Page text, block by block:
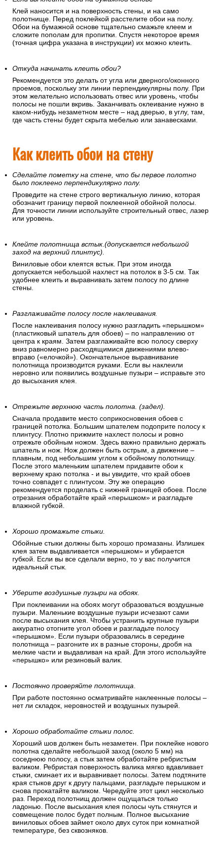
Клей наносится и на поверхность стены, и на само
полотнище. Перед поклейкой расстелите обои на полу.
Обои на бумажной основе тщательно смажьте клеем и
сложите пополам для пропитки. Спустя некоторое время
(точная цифра указана в инструкции) их можно клеить.
Откуда начинать клеить обои?
Рекомендуется это делать от угла или дверного/оконного
проемов, поскольку эти линии перпендикулярны полу. При
этом желательно использовать отвес или уровень, чтобы
полосы не пошли вкривь. Заканчивать оклеивание нужно в
каком-нибудь незаметном месте – над дверью, в углу, там,
где часть стены будет скрыта мебелью или занавесками.
Как клеить обои на стену
Сделайте пометку на стене, что бы первое полотно
было поклеено перпендикулярно полу.
Проведите на стене строго вертикальную линию, которая
обозначит границу первой поклеенной обойной полосы.
Для точности линии используйте строительный отвес, лазер
или уровень.
Клейте полотнища встык.(допускается небольшой
заход на верхний плинтус).
Виниловые обои клеятся встык. При этом иногда
допускается небольшой нахлест на потолок в 3-5 см. Так
удобнее клеить и выравнивать затем полосу по длине
стены.
Разглаживайте полосу после наклеивания.
После наклеивания полосу нужно разгладить «перышком»
(пластиковый шпатель для обоев) – по направлению от
центра к краям. Затем разглаживайте всю полосу сверху
вниз равномерно расходящимися движениями влево-
вправо («елочкой»). Окончательное выравнивание
полотнища производится руками. Если вы наклеили
неровно или появились воздушные пузыри – исправьте это
до высыхания клея.
Отрежьте верхнюю часть полотна. (задел).
Сначала продавите место соприкосновения обоев с
границей потолка. Большим шпателем подоприте полосу к
плинтусу. Плотно прижмите нахлест полосы и ровно
отрежьте обойным ножом. Здесь важно правильно держать
шпатель и нож. Нож должен быть острым, а движение –
плавным, под небольшим углом к обойному полотнищу.
После этого маленьким шпателем придавите обои к
верхнему краю потолка - и вы увидите, что край обоев
точно совпадет с плинтусом. Эту же операцию
рекомендуется проделать с нижней границей обоев. После
отрезания обработайте край «перышком» и разгладьте
влажной губкой.
Хорошо промажьте стыки.
Обойные стыки должны быть хорошо промазаны. Излишек
клея затем выдавливается «перышком» и убирается
губкой. Если вы все сделали верно, то у вас получится
идеальный стык.
Уберите воздушные пузыри на обоях.
При поклеивании на обоях могут образоваться воздушные
пузыри. Маленькие воздушные пузыри исчезают сами
после высыхания клея. Чтобы устранить крупные пузыри
аккуратно отогните угол обоев и разгладьте полосу
«перышком». Если пузыри образовались в середине
полотнища – разгоните их в разные стороны, дробя на
мелкие части и выдавливая на край. Для этого используйте
«перышко» или резиновый валик.
Постоянно проверяйте полотнища.
При работе постоянно осматривайте наклеенные полосы –
нет ли складок, неровностей и воздушных пузырей.
Хорошо обработайте стыки полос.
Хороший шов должен быть незаметен. При поклейке нового
полотна сделайте небольшой заход (около 5 мм) на
соседнюю полосу, а стык затем обработайте ребристым
валиком. Ребристая поверхность валика мягко вдавливает
стыки, сминает их и выравнивает полосы. Затем подтяните
края стыков друг к другу пальцами, разгладьте перышком и
снова прокатайте валиком. Чередуйте этот цикл несколько
раз. Переход полотнищ должен ощущаться только
ладонью. После высыхания клея полосы чуть стянутся и
совмещение полос будет полным. Полное высыхание
виниловых обоев займет около двух суток при комнатной
температуре, без сквозняков.